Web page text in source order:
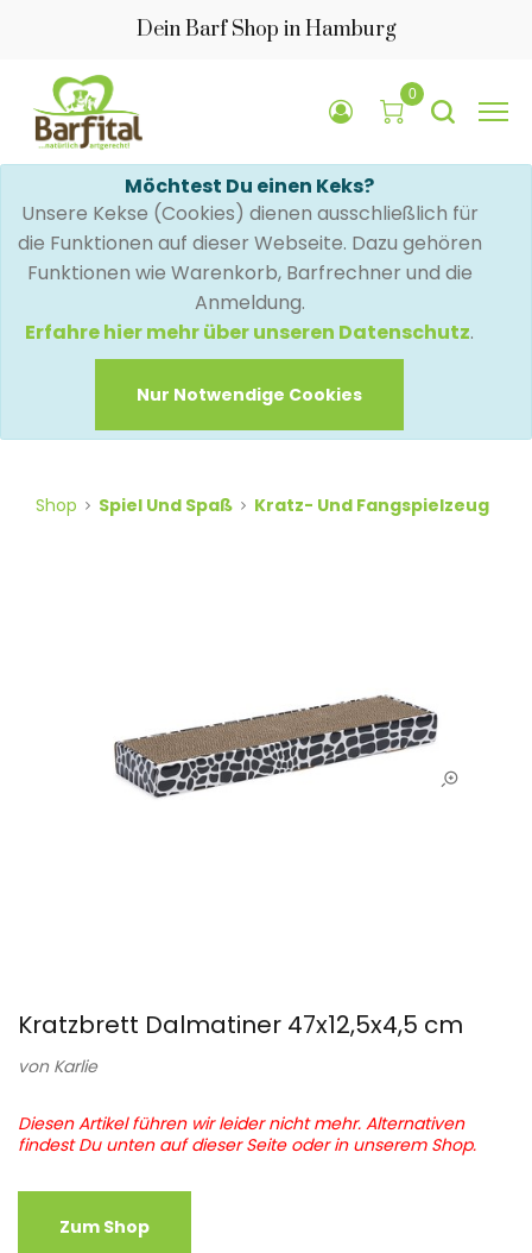
Dein Barf Shop in Hamburg
0
Möchtest Du einen Keks?
Unsere Kekse (Cookies) dienen ausschließlich für
die Funktionen auf dieser Webseite. Dazu gehören
Funktionen wie Warenkorb, Barfrechner und die
Anmeldung.
Erfahre hier mehr über unseren Datenschutz.
Nur Notwendige Cookies
Shop Spiel Und Spaß Kratz- Und Fangspielzeug
Kratzbrett Dalmatiner 47x12,5x4,5 cm
von Karlie
Diesen Artikel führen wir leider nicht mehr. Alternativen
findest Du unten auf dieser Seite oder in unserem Shop.
Zum Shop